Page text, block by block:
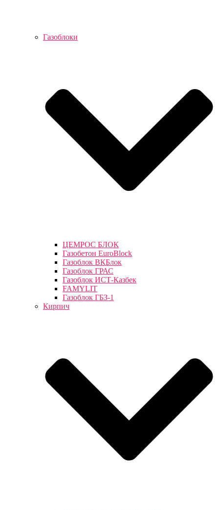
Газоблоки
ЦЕМРОС БЛОК
Газобетон EuroBlock
Газоблок ВКБлок
Газоблок ГРАС
Газоблок ИСТ-Казбек
FAMYLIT
Газоблок ГБЗ-1
Кирпич